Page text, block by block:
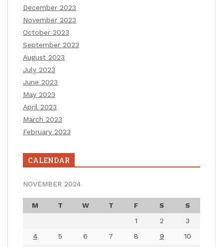
December 2023
November 2023
October 2023
September 2023
August 2023
July 2023
June 2023
May 2023
April 2023
March 2023
February 2023
CALENDAR
NOVEMBER 2024
M T W T F S
S
1
2
3
4
5 6 7 8 9 10